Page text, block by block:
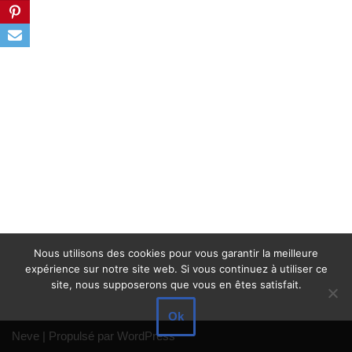
Neve | Propulsé par WordPress
Nous utilisons des cookies pour vous garantir la meilleure
expérience sur notre site web. Si vous continuez à utiliser ce
site, nous supposerons que vous en êtes satisfait.
Ok